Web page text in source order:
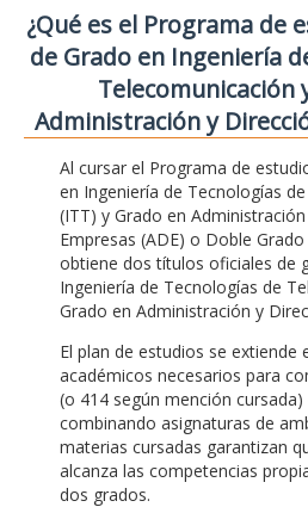
¿Qué es el Programa de
de Grado en Ingeniería
Telecomunicación
Administración y
Al cursar el Programa de
en Ingeniería de Tecnologías
(ITT) y Grado en
Empresas (ADE) o Doble
obtiene dos títulos oficiales de
Ingeniería de Tecnologías de
Grado en Administración y
El plan de estudios se extiende
académicos necesarios para
(o 414 según mención
combinando asignaturas de
materias cursadas garantizan
alcanza las competencias
dos grados.